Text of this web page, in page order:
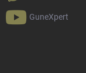
GuneXpert